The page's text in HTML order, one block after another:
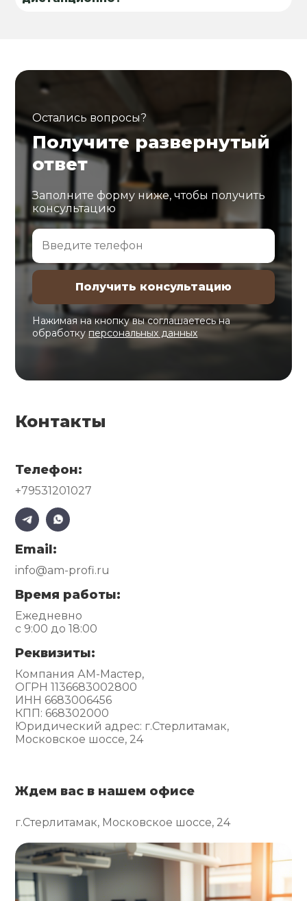
Остались вопросы?
Получите развернутый
ответ
Заполните форму ниже, чтобы получить
консультацию
Нажимая на кнопку вы соглашаетесь на
обработкуперсональных данных
Контакты
Телефон:
+79531201027
Email:
info@am-profi.ru
Время работы:
Ежедневно
с 9:00 до 18:00
Реквизиты:
Компания АМ-Мастер,
ОГРН 1136683002800
ИНН 6683006456
КПП: 668302000
Юридический адрес: г.Стерлитамак,
Московское шоссе, 24
Ждем вас в нашем офисе
г.Стерлитамак, Московское шоссе, 24